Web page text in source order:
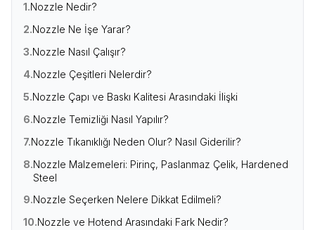
1.Nozzle Nedir?
2.Nozzle Ne İşe Yarar?
3.Nozzle Nasıl Çalışır?
4.Nozzle Çeşitleri Nelerdir?
5.Nozzle Çapı ve Baskı Kalitesi Arasındaki İlişki
6.Nozzle Temizliği Nasıl Yapılır?
7.Nozzle Tıkanıklığı Neden Olur? Nasıl Giderilir?
8.Nozzle Malzemeleri: Pirinç, Paslanmaz Çelik, Hardened
Steel
9.Nozzle Seçerken Nelere Dikkat Edilmeli?
10.Nozzle ve Hotend Arasındaki Fark Nedir?